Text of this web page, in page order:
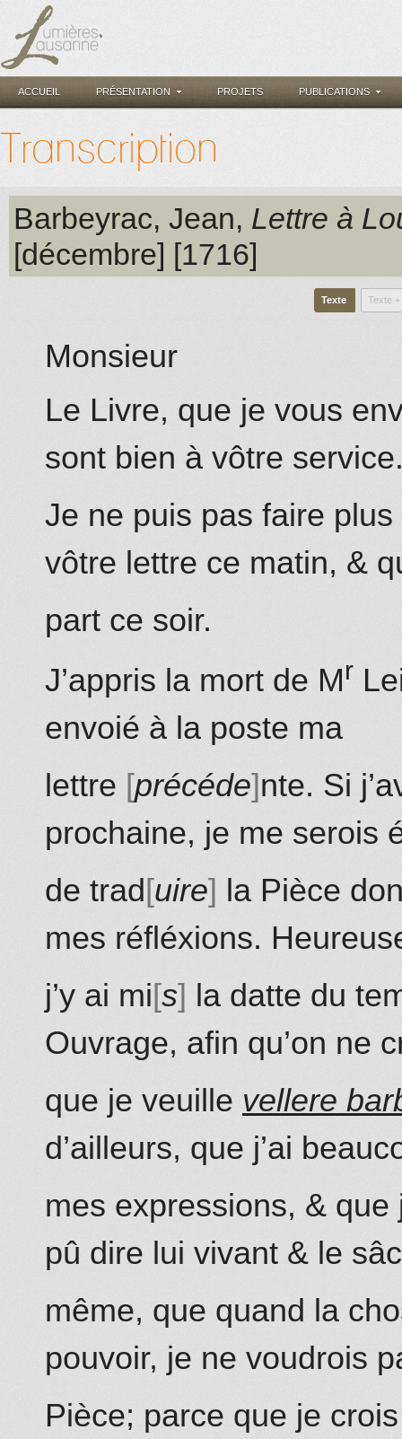
ACCUEIL PRÉSENTATION PROJETS PUBLICATIONS
Transcription
Barbeyrac, Jean, Lettre à
[décembre] [1716]
Texte Texte
Monsieur
Le Livre, que je vous
sont bien à vôtre
Je ne puis pas faire
vôtre lettre ce matin, &
part ce soir.
J’appris la mort de Mr
envoié à la poste ma
lettre précéde nte. Si
prochaine, je me serois
de trad uire
la Pièce
mes réfléxions.
j’y ai mi s
la datte du
Ouvrage, afin qu’on ne
que je veuille vellere
d’ailleurs, que j’ai
mes expressions, & que
pû dire lui vivant & le
même, que quand la
pouvoir, je ne voudrois
Pièce; parce que je